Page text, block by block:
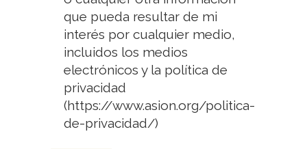
que pueda resultar de mi
interés por cualquier medio,
incluidos los medios
electrónicos y la política de
privacidad
(https://www.asion.org/politica-
de-privacidad/)